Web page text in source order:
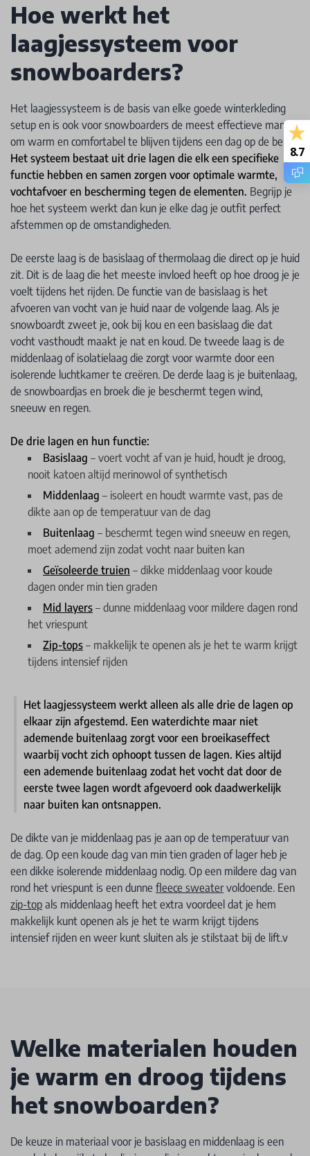
Hoe werkt het
laagjessysteem voor
snowboarders?
Het laagjessysteem is de basis van elke goede winterkleding
setup en is ook voor snowboarders de meest effectieve manier
om warm en comfortabel te blijven tijdens een dag op de berg.
Het systeem bestaat uit drie lagen die elk een specifieke
functie hebben en samen zorgen voor optimale warmte,
vochtafvoer en bescherming tegen de elementen. Begrijp je
hoe het systeem werkt dan kun je elke dag je outfit perfect
afstemmen op de omstandigheden.
De eerste laag is de basislaag of thermolaag die direct op je huid
zit. Dit is de laag die het meeste invloed heeft op hoe droog je je
voelt tijdens het rijden. De functie van de basislaag is het
afvoeren van vocht van je huid naar de volgende laag. Als je
snowboardt zweet je, ook bij kou en een basislaag die dat
vocht vasthoudt maakt je nat en koud. De tweede laag is de
middenlaag of isolatielaag die zorgt voor warmte door een
isolerende luchtkamer te creëren. De derde laag is je buitenlaag,
de snowboardjas en broek die je beschermt tegen wind,
sneeuw en regen.
De drie lagen en hun functie:
Basislaag – voert vocht af van je huid, houdt je droog,
nooit katoen altijd merinowol of synthetisch
Middenlaag – isoleert en houdt warmte vast, pas de
dikte aan op de temperatuur van de dag
Buitenlaag – beschermt tegen wind sneeuw en regen,
moet ademend zijn zodat vocht naar buiten kan
Geïsoleerde truien – dikke middenlaag voor koude
dagen onder min tien graden
Mid layers – dunne middenlaag voor mildere dagen rond
het vriespunt
Zip-tops – makkelijk te openen als je het te warm krijgt
tijdens intensief rijden
Het laagjessysteem werkt alleen als alle drie de lagen op
elkaar zijn afgestemd. Een waterdichte maar niet
ademende buitenlaag zorgt voor een broeikaseffect
waarbij vocht zich ophoopt tussen de lagen. Kies altijd
een ademende buitenlaag zodat het vocht dat door de
eerste twee lagen wordt afgevoerd ook daadwerkelijk
naar buiten kan ontsnappen.
De dikte van je middenlaag pas je aan op de temperatuur van
de dag. Op een koude dag van min tien graden of lager heb je
een dikke isolerende middenlaag nodig. Op een mildere dag van
rond het vriespunt is een dunne fleece sweatervoldoende. Een
zip-top als middenlaag heeft het extra voordeel dat je hem
makkelijk kunt openen als je het te warm krijgt tijdens
intensief rijden en weer kunt sluiten als je stilstaat bij de lift.v
Welke materialen houden
je warm en droog tijdens
het snowboarden?
De keuze in materiaal voor je basislaag en middenlaag is een
8.7